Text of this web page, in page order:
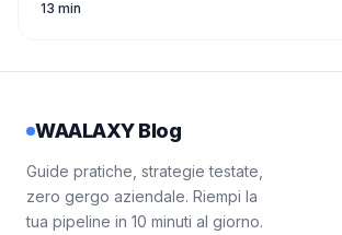
13 min
WAALAXY Blog
Guide pratiche, strategie testate,
zero gergo aziendale. Riempi la
tua pipeline in 10 minuti al giorno.